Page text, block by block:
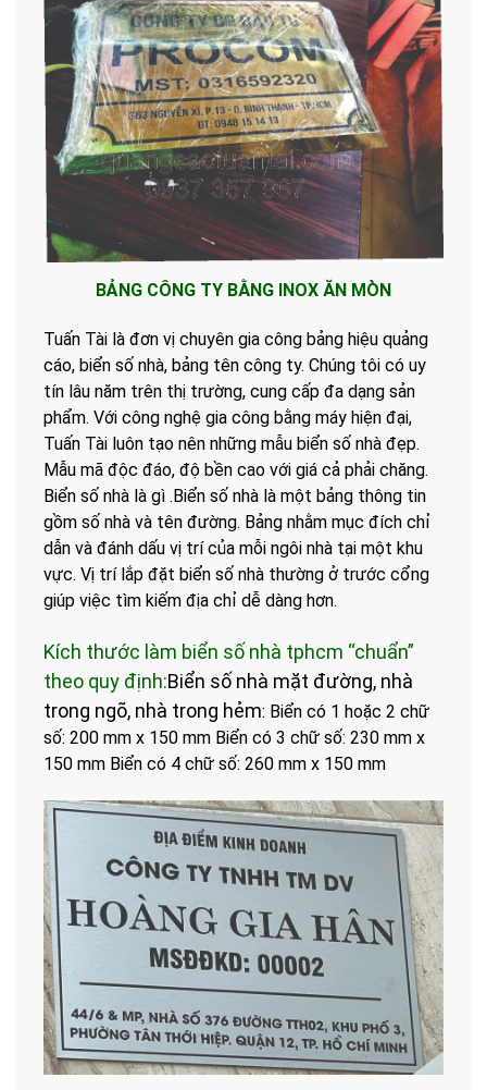
BẢNG CÔNG TY BẰNG INOX ĂN MÒN
Tuấn Tài là đơn vị chuyên gia công bảng hiệu quảng
cáo, biển số nhà, bảng tên công ty. Chúng tôi có uy
tín lâu năm trên thị trường, cung cấp đa dạng sản
phẩm. Với công nghệ gia công bằng máy hiện đại,
Tuấn Tài luôn tạo nên những mẫu biển số nhà đẹp.
Mẫu mã độc đáo, độ bền cao với giá cả phải chăng.
Biển số nhà là gì . Biển số nhà là một bảng thông tin
gồm số nhà và tên đường. Bảng nhằm mục đích chỉ
dẫn và đánh dấu vị trí của mỗi ngôi nhà tại một khu
vực. Vị trí lắp đặt biển số nhà thường ở trước cổng
giúp việc tìm kiếm địa chỉ dễ dàng hơn.
Kích thước làm biển số nhà tphcm “chuẩn”
theo quy định:Biển số nhà mặt đường, nhà
trong ngõ, nhà trong hẻm: Biển có 1 hoặc 2 chữ
số: 200 mm x 150 mm Biển có 3 chữ số: 230 mm x
150 mm Biển có 4 chữ số: 260 mm x 150 mm